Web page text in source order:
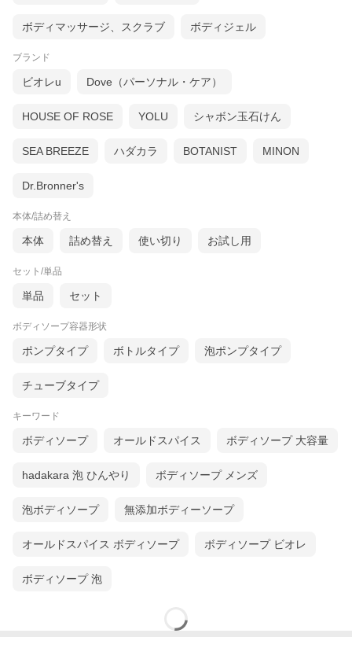
ボディマッサージ、スクラブ ボディジェル
ブランド
ビオレu Dove（パーソナル・ケア）
HOUSE OF ROSE YOLU シャボン玉石けん
SEA BREEZE ハダカラ BOTANIST MINON
Dr.Bronner's
本体/詰め替え
本体 詰め替え 使い切り お試し用
セット/単品
単品 セット
ボディソープ容器形状
ポンプタイプ ボトルタイプ 泡ポンプタイプ
チューブタイプ
キーワード
ボディソープ オールドスパイス ボディソープ 大容量
hadakara 泡 ひんやり ボディソープ メンズ
泡ボディソープ 無添加ボディーソープ
オールドスパイス ボディソープ ボディソープ ビオレ
ボディソープ 泡